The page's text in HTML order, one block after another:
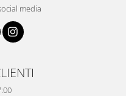
media